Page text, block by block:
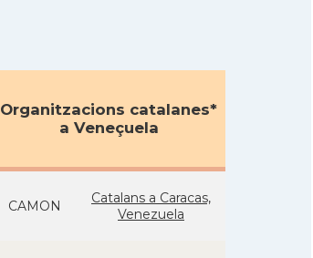
Organitzacions catalanes*
a Veneçuela
CAMON
Catalans a Caracas,
Venezuela